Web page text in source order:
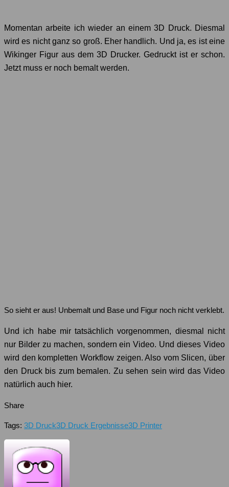
Momentan arbeite ich wieder an einem 3D Druck. Diesmal
wird es nicht ganz so groß. Eher handlich. Und ja, es ist eine
Wikinger Figur aus dem 3D Drucker. Gedruckt ist er schon.
Jetzt muss er noch bemalt werden.
So sieht er aus! Unbemalt und Base und Figur noch nicht verklebt.
Und ich habe mir tatsächlich vorgenommen, diesmal nicht
nur Bilder zu machen, sondern ein Video. Und dieses Video
wird den kompletten Workflow zeigen. Also vom Slicen, über
den Druck bis zum bemalen. Zu sehen sein wird das Video
natürlich auch hier.
Share
Tags: 3D Druck3D Druck Ergebnisse3D Printer